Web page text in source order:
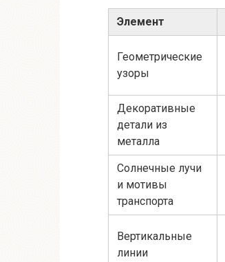
Элемент
Геометрические
узоры
Декоративные
детали из
металла
Солнечные лучи
и мотивы
транспорта
Вертикальные
линии